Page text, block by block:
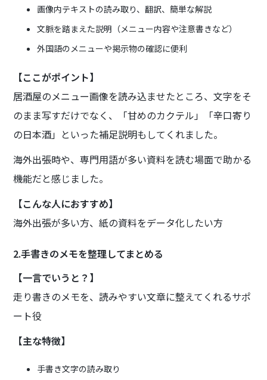
画像内テキストの読み取り、翻訳、簡単な解説
文脈を踏まえた説明（メニュー内容や注意書きなど）
外国語のメニューや掲示物の確認に便利
【ここがポイント】
居酒屋のメニュー画像を読み込ませたところ、文字をそ
のまま写すだけでなく、「甘めのカクテル」「辛口寄り
の日本酒」といった補足説明もしてくれました。
海外出張時や、専門用語が多い資料を読む場面で助かる
機能だと感じました。
【こんな人におすすめ】
海外出張が多い方、紙の資料をデータ化したい方
2.手書きのメモを整理してまとめる
【一言でいうと？】
走り書きのメモを、読みやすい文章に整えてくれるサポ
ート役
【主な特徴】
手書き文字の読み取り